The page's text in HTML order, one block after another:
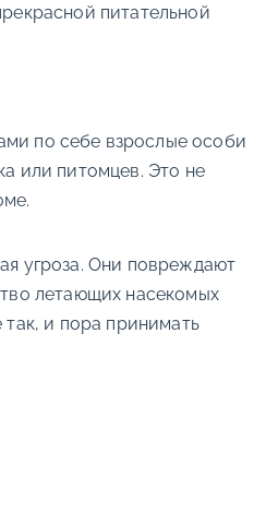
питательной
по себе взрослые особи
или питомцев. Это не
угроза. Они повреждают
летающих насекомых
и пора принимать